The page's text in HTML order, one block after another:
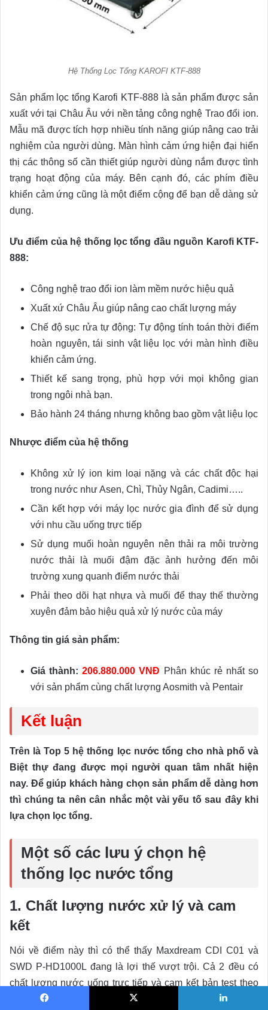
Hệ Thống Lọc Tổng KAROFI KTF-888
Sản phẩm lọc tổng Karofi KTF-888 là sản phẩm được sản
xuất với tại Châu Âu với nền tảng công nghệ Trao đổi ion.
Mẫu mã được tích hợp nhiều tính năng giúp nâng cao trải
nghiệm của người dùng. Màn hình cảm ứng hiện đại hiển
thị các thông số cần thiết giúp người dùng nắm được tình
trạng hoạt động của máy. Bên cạnh đó, các phím điều
khiển cảm ứng cũng là một điểm cộng để bạn dễ dàng sử
dụng.
Ưu điểm của hệ thống lọc tổng đầu nguồn Karofi KTF-
888:
Công nghệ trao đổi ion làm mềm nước hiệu quả
Xuất xứ Châu Âu giúp nâng cao chất lượng máy
Chế độ sục rửa tự động: Tự động tính toán thời điểm
hoàn nguyên, tái sinh vật liệu lọc với màn hình điều
khiển cảm ứng.
Thiết kế sang trọng, phù hợp với mọi không gian
trong ngôi nhà bạn.
Bảo hành 24 tháng nhưng không bao gồm vật liệu lọc
Nhược điểm của hệ thống
Không xử lý ion kim loại nặng và các chất độc hại
trong nước như Asen, Chì, Thủy Ngân, Cadimi…..
Cần kết hợp với máy lọc nước gia đình để sử dụng
với nhu cầu uống trực tiếp
Sử dụng muối hoàn nguyên nên thải ra môi trường
nước thải là muối đậm đặc ảnh hưởng đến môi
trường xung quanh điểm nước thải
Phải theo dõi hạt nhựa và muối để thay thế thường
xuyên đảm bảo hiệu quả xử lý nước của máy
Thông tin giá sản phẩm:
Giá thành: 206.880.000 VNĐ Phân khúc rẻ nhất so
với sản phẩm cùng chất lượng Aosmith và Pentair
Kết luận
Trên là Top 5 hệ thống lọc nước tổng cho nhà phố và
Biệt thự đang được mọi người quan tâm nhất hiện
nay. Để giúp khách hàng chọn sản phẩm dễ dàng hơn
thì chúng ta nên cân nhắc một vài yếu tố sau đây khi
lựa chọn lọc tổng.
Một số các lưu ý chọn hệ
thống lọc nước tổng
1. Chất lượng nước xử lý và cam
kết
Nói về điểm này thì có thể thấy Maxdream CDI C01 và
SWD P-HD1000L đang là lợi thế vượt trội. Cả 2 đều có
chất lượng nước uống trực tiếp và cam kết bản test theo
QCVN06-01:2010/ BYT (Tiêu chuẩn nước uống đóng chai